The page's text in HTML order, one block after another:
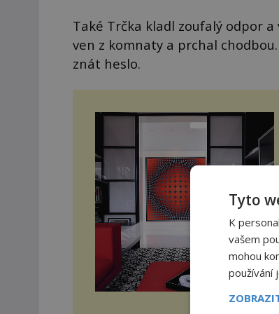
Také Trčka kladl zoufalý odpor
ven z komnaty a prchal
znát heslo.
Tyto
K
vašem
mohou
používání